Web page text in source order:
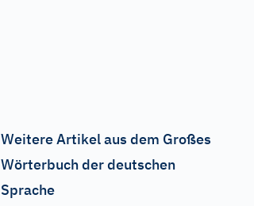
Weitere Artikel aus dem Großes
Wörterbuch der deutschen
Sprache